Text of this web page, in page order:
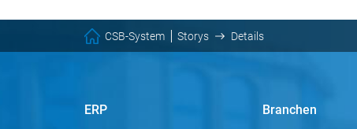
CSB-System Storys Details
ERP Branchen